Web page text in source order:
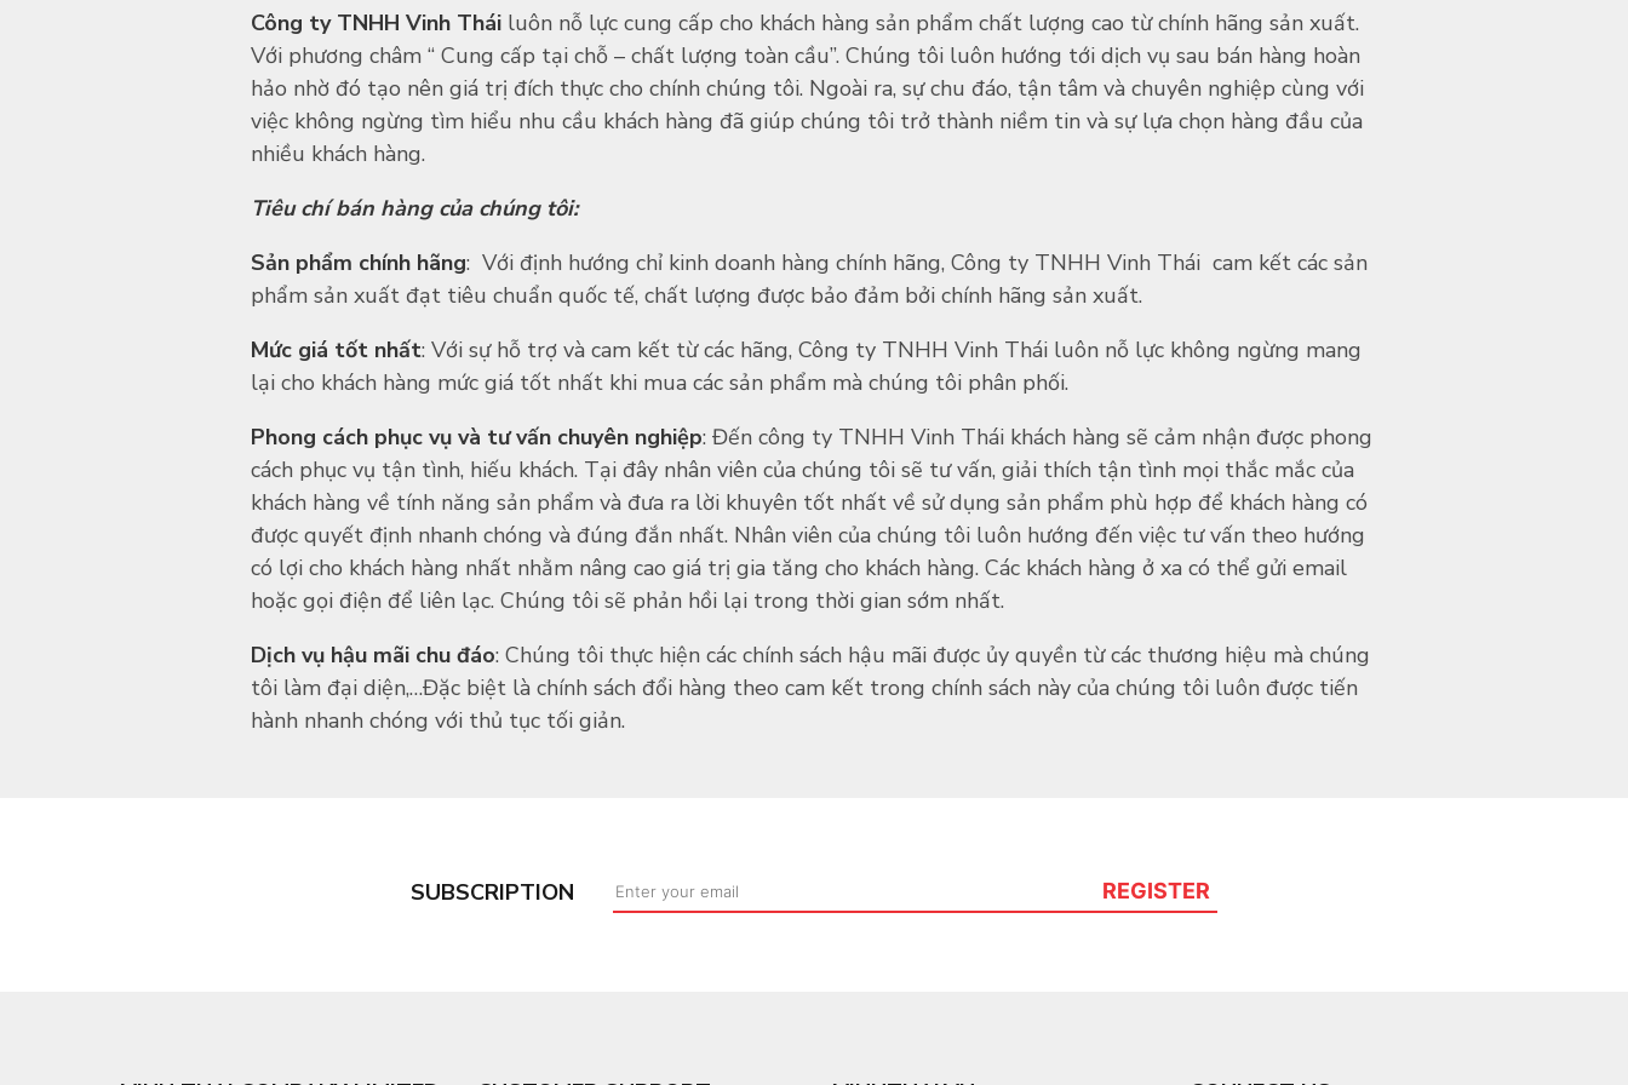
Công ty TNHH Vinh Thái luôn nỗ lực cung cấp cho khách hàng sản phẩm chất lượng cao từ chính hãng sản xuất.
Với phương châm “ Cung cấp tại chỗ – chất lượng toàn cầu”. Chúng tôi luôn hướng tới dịch vụ sau bán hàng hoàn
hảo nhờ đó tạo nên giá trị đích thực cho chính chúng tôi. Ngoài ra, sự chu đáo, tận tâm và chuyên nghiệp cùng với
việc không ngừng tìm hiểu nhu cầu khách hàng đã giúp chúng tôi trở thành niềm tin và sự lựa chọn hàng đầu của
nhiều khách hàng.
Tiêu chí bán hàng của chúng tôi:
Sản phẩm chính hãng: Với định hướng chỉ kinh doanh hàng chính hãng, Công ty TNHH Vinh Thái cam kết các sản
phẩm sản xuất đạt tiêu chuẩn quốc tế, chất lượng được bảo đảm bởi chính hãng sản xuất.
Mức giá tốt nhất: Với sự hỗ trợ và cam kết từ các hãng, Công ty TNHH Vinh Thái luôn nỗ lực không ngừng mang
lại cho khách hàng mức giá tốt nhất khi mua các sản phẩm mà chúng tôi phân phối.
Phong cách phục vụ và tư vấn chuyên nghiệp: Đến công ty TNHH Vinh Thái khách hàng sẽ cảm nhận được phong
cách phục vụ tận tình, hiếu khách. Tại đây nhân viên của chúng tôi sẽ tư vấn, giải thích tận tình mọi thắc mắc của
khách hàng về tính năng sản phẩm và đưa ra lời khuyên tốt nhất về sử dụng sản phẩm phù hợp để khách hàng có
được quyết định nhanh chóng và đúng đắn nhất. Nhân viên của chúng tôi luôn hướng đến việc tư vấn theo hướng
có lợi cho khách hàng nhất nhằm nâng cao giá trị gia tăng cho khách hàng. Các khách hàng ở xa có thể gửi email
hoặc gọi điện để liên lạc. Chúng tôi sẽ phản hồi lại trong thời gian sớm nhất.
Dịch vụ hậu mãi chu đáo: Chúng tôi thực hiện các chính sách hậu mãi được ủy quyền từ các thương hiệu mà chúng
tôi làm đại diện,…Đặc biệt là chính sách đổi hàng theo cam kết trong chính sách này của chúng tôi luôn được tiến
hành nhanh chóng với thủ tục tối giản.
SUBSCRIPTION REGISTER